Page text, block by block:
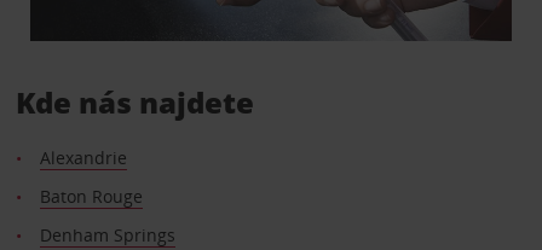
Kde nás najdete
Alexandrie
Baton Rouge
Denham Springs